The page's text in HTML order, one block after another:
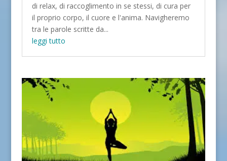
di relax, di raccoglimento in se stessi, di cura per
il proprio corpo, il cuore e l'anima. Navigheremo
tra le parole scritte da...
leggi tutto